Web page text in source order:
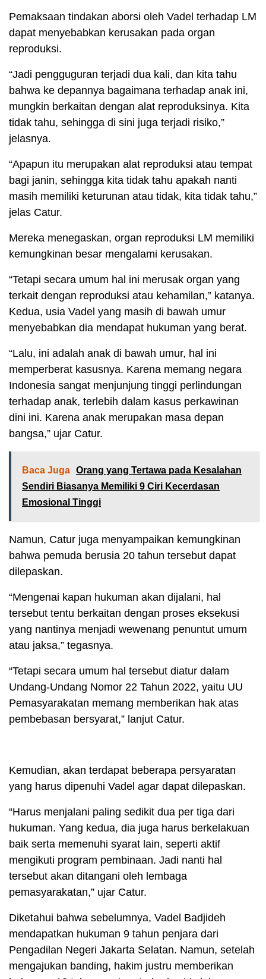
Pemaksaan tindakan aborsi oleh Vadel terhadap LM
dapat menyebabkan kerusakan pada organ
reproduksi.
“Jadi pengguguran terjadi dua kali, dan kita tahu
bahwa ke depannya bagaimana terhadap anak ini,
mungkin berkaitan dengan alat reproduksinya. Kita
tidak tahu, sehingga di sini juga terjadi risiko,”
jelasnya.
“Apapun itu merupakan alat reproduksi atau tempat
bagi janin, sehingga kita tidak tahu apakah nanti
masih memiliki keturunan atau tidak, kita tidak tahu,”
jelas Catur.
Mereka menegaskan, organ reproduksi LM memiliki
kemungkinan besar mengalami kerusakan.
“Tetapi secara umum hal ini merusak organ yang
terkait dengan reproduksi atau kehamilan,” katanya.
Kedua, usia Vadel yang masih di bawah umur
menyebabkan dia mendapat hukuman yang berat.
“Lalu, ini adalah anak di bawah umur, hal ini
memperberat kasusnya. Karena memang negara
Indonesia sangat menjunjung tinggi perlindungan
terhadap anak, terlebih dalam kasus perkawinan
dini ini. Karena anak merupakan masa depan
bangsa,” ujar Catur.
Baca Juga Orang yang Tertawa pada Kesalahan
Sendiri Biasanya Memiliki 9 Ciri Kecerdasan
Emosional Tinggi
Namun, Catur juga menyampaikan kemungkinan
bahwa pemuda berusia 20 tahun tersebut dapat
dilepaskan.
“Mengenai kapan hukuman akan dijalani, hal
tersebut tentu berkaitan dengan proses eksekusi
yang nantinya menjadi wewenang penuntut umum
atau jaksa,” tegasnya.
“Tetapi secara umum hal tersebut diatur dalam
Undang-Undang Nomor 22 Tahun 2022, yaitu UU
Pemasyarakatan memang memberikan hak atas
pembebasan bersyarat,” lanjut Catur.
Kemudian, akan terdapat beberapa persyaratan
yang harus dipenuhi Vadel agar dapat dilepaskan.
“Harus menjalani paling sedikit dua per tiga dari
hukuman. Yang kedua, dia juga harus berkelakuan
baik serta memenuhi syarat lain, seperti aktif
mengikuti program pembinaan. Jadi nanti hal
tersebut akan ditangani oleh lembaga
pemasyarakatan,” ujar Catur.
Diketahui bahwa sebelumnya, Vadel Badjideh
mendapatkan hukuman 9 tahun penjara dari
Pengadilan Negeri Jakarta Selatan. Namun, setelah
mengajukan banding, hakim justru memberikan